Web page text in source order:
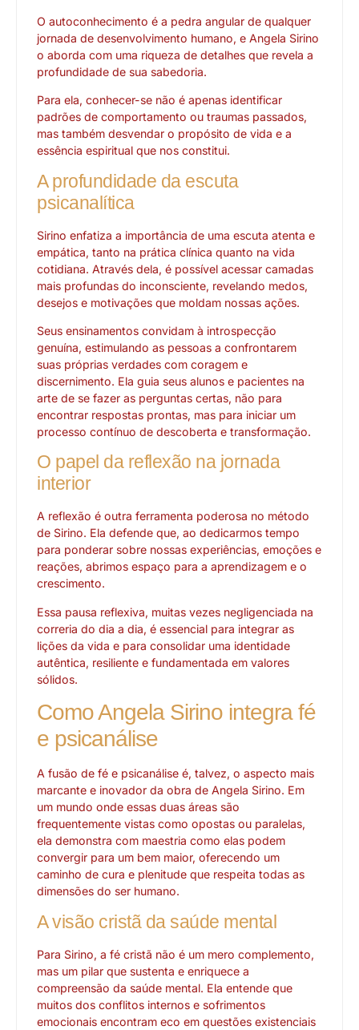
O autoconhecimento é a pedra angular de qualquer
jornada de desenvolvimento humano, e Angela Sirino
o aborda com uma riqueza de detalhes que revela a
profundidade de sua sabedoria.
Para ela, conhecer-se não é apenas identificar
padrões de comportamento ou traumas passados,
mas também desvendar o propósito de vida e a
essência espiritual que nos constitui.
A profundidade da escuta
psicanalítica
Sirino enfatiza a importância de uma escuta atenta e
empática, tanto na prática clínica quanto na vida
cotidiana. Através dela, é possível acessar camadas
mais profundas do inconsciente, revelando medos,
desejos e motivações que moldam nossas ações.
Seus ensinamentos convidam à introspecção
genuína, estimulando as pessoas a confrontarem
suas próprias verdades com coragem e
discernimento. Ela guia seus alunos e pacientes na
arte de se fazer as perguntas certas, não para
encontrar respostas prontas, mas para iniciar um
processo contínuo de descoberta e transformação.
O papel da reflexão na jornada
interior
A reflexão é outra ferramenta poderosa no método
de Sirino. Ela defende que, ao dedicarmos tempo
para ponderar sobre nossas experiências, emoções e
reações, abrimos espaço para a aprendizagem e o
crescimento.
Essa pausa reflexiva, muitas vezes negligenciada na
correria do dia a dia, é essencial para integrar as
lições da vida e para consolidar uma identidade
autêntica, resiliente e fundamentada em valores
sólidos.
Como Angela Sirino integra fé
e psicanálise
A fusão de fé e psicanálise é, talvez, o aspecto mais
marcante e inovador da obra de Angela Sirino. Em
um mundo onde essas duas áreas são
frequentemente vistas como opostas ou paralelas,
ela demonstra com maestria como elas podem
convergir para um bem maior, oferecendo um
caminho de cura e plenitude que respeita todas as
dimensões do ser humano.
A visão cristã da saúde mental
Para Sirino, a fé cristã não é um mero complemento,
mas um pilar que sustenta e enriquece a
compreensão da saúde mental. Ela entende que
muitos dos conflitos internos e sofrimentos
emocionais encontram eco em questões existenciais